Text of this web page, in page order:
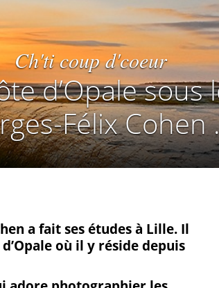
Ch'ti coup d'coeur
d’Opale
Félix Cohen
a fait ses études à Lille. Il
où il y réside depuis